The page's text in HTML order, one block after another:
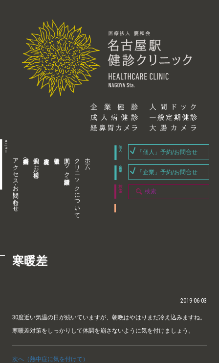
アクセス・お問い合わせ 企業内担当者様へ 個人のお客様へ 人間ドック・健康診断 クリニックについて ホーム
「個人」予約/お問合せ
「企業」予約/お問合せ
寒暖差
2019-06-03
30度近い気温の日が続いていますが、朝晩はやはりまだ冷え込みますね。
寒暖差対策をしっかりして体調を崩さないように気を付けましょう。
次へ（熱中症に気を付けて）